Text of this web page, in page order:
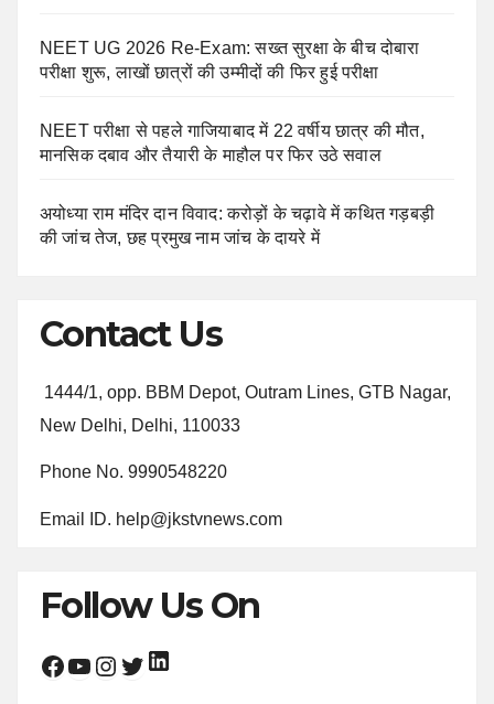
NEET UG 2026 Re-Exam: सख्त सुरक्षा के बीच दोबारा
परीक्षा शुरू, लाखों छात्रों की उम्मीदों की फिर हुई परीक्षा
NEET परीक्षा से पहले गाजियाबाद में 22 वर्षीय छात्र की मौत,
मानसिक दबाव और तैयारी के माहौल पर फिर उठे सवाल
अयोध्या राम मंदिर दान विवाद: करोड़ों के चढ़ावे में कथित गड़बड़ी
की जांच तेज, छह प्रमुख नाम जांच के दायरे में
Contact Us
1444/1, opp. BBM Depot, Outram Lines, GTB Nagar,
New Delhi, Delhi, 110033
Phone No. 9990548220
Email ID. help@jkstvnews.com
Follow Us On
Facebook YouTube Instagram Twitter LinkedIn